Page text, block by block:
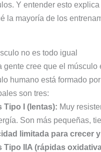
Y entender esto
la mayoría de los
no es todo igual
gente cree que el
humano está formado
son tres:
Tipo I (lentas): Muy
Son más pequeñas,
limitada para crecer
Tipo IIA (rápidas